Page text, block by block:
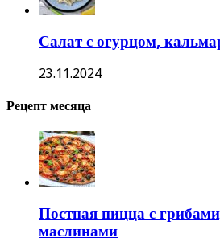
Салат с огурцом,
23.11.2024
Рецепт месяца
Постная пицца с
маслинами